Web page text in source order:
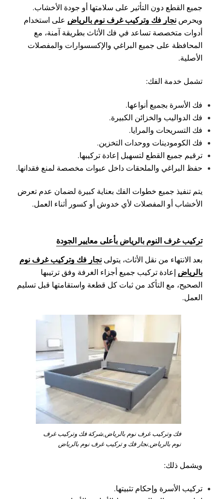
جميع القطع دون التأثير على سلامتها أو جودة الأخشاب.
ويحرص نجار فك وتركيب غرف نوم بالرياض على استخدام
أدوات متخصصة تساعد في فك الأثاث بطريقة آمنة، مع
المحافظة على جميع البراغي والإكسسوارات والمفصلات
الأصلية.
تشمل خدمة الفك:
فك الأسرة بجميع أنواعها.
فك الدواليب والخزائن الكبيرة.
فك التسريحات والمرايا.
فك الكومودينات ووحدات التخزين.
ترقيم جميع القطع لتسهيل إعادة تركيبها.
حفظ البراغي والملحقات داخل عبوات مخصصة لمنع فقدانها.
يتم تنفيذ جميع خطوات الفك بعناية كبيرة لضمان عدم تعرض
الأخشاب أو المفصلات لأي خدوش أو كسور أثناء العمل.
تركيب غرف النوم بالرياض بأعلى معايير الجودة
بعد الانتهاء من نقل الأثاث، يتولى نجار فك وتركيب غرف نوم
بالرياض إعادة تركيب جميع أجزاء الغرفة وفق ترتيبها
الصحيح، مع التأكد من ثبات كل قطعة واستقامتها قبل تسليم
العمل.
فك وتركيب غرف نوم بالرياض,شركة فك وتركيب غرف
نوم بالرياض,نجار فك و تركيب غرف نوم بالرياض
ويشمل ذلك:
تركيب الأسرة وإحكام تثبيتها.